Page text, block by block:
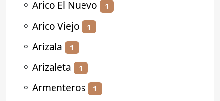
⚬ Arico El Nuevo 1
⚬ Arico Viejo 1
⚬ Arizala 1
⚬ Arizaleta 1
⚬ Armenteros 1